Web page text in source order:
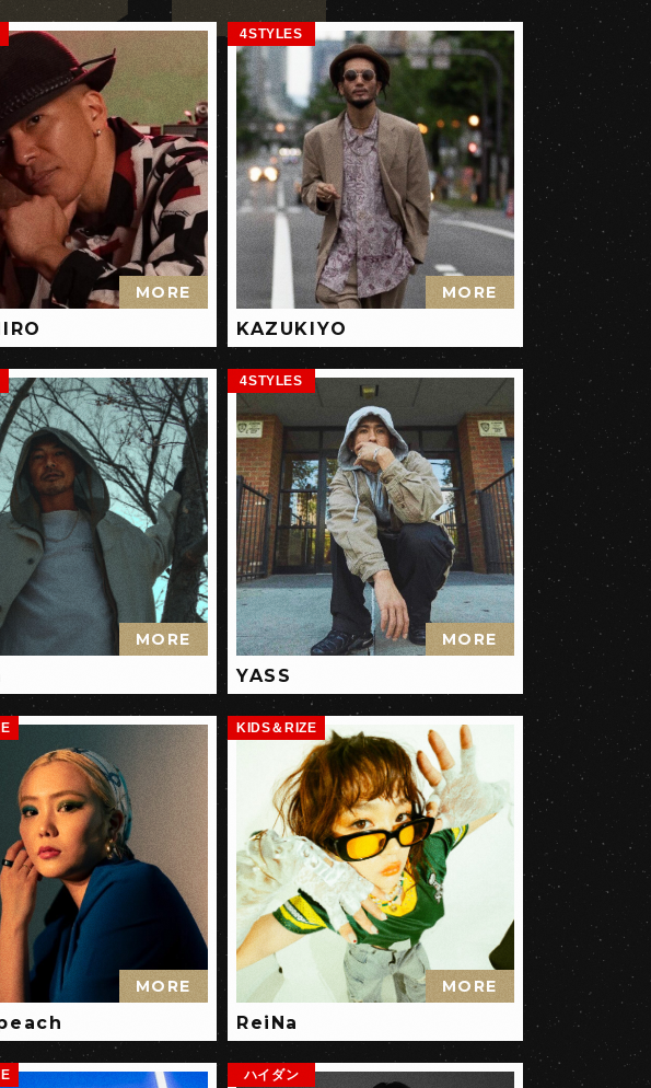
MORE MORE
4STYLES
KAZUKIYO
MORE MORE
4STYLES
YASS
MORE MORE
KIDS＆RIZE
ReiNa
ハイダン